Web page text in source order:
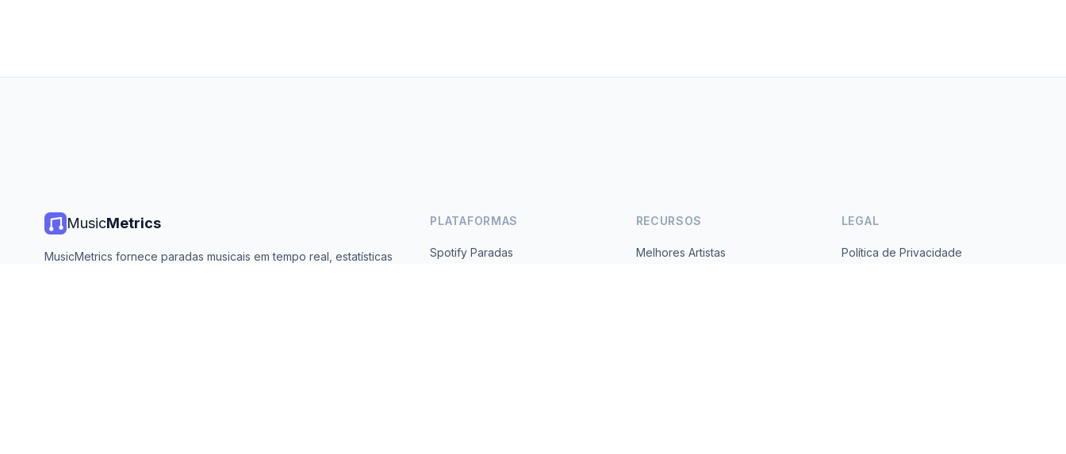
MusicMetrics
MusicMetrics fornece paradas musicais em tempo real, estatísticas
PLATAFORMAS
Spotify Paradas
RECURSOS
Melhores Artistas
LEGAL
Política de Privacidade